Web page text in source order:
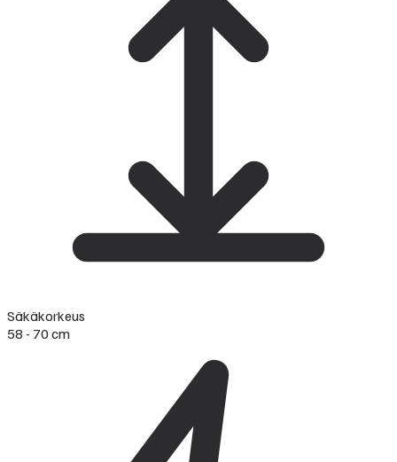
Säkäkorkeus
58 - 70 cm